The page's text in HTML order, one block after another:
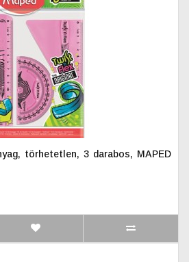
törhetetlen, 3 darabos, MAPED